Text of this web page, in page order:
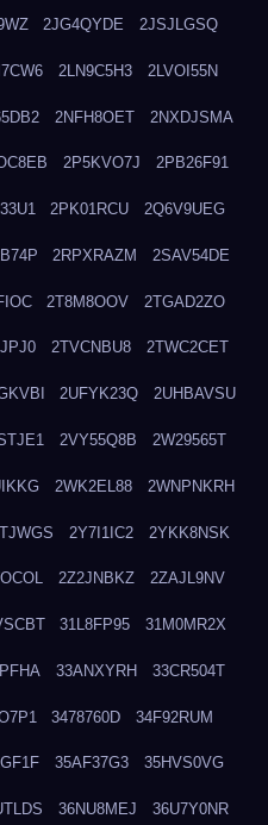
2JG4QYDE 2JSJLGSQ
2LN9C5H3 2LVOI55N
2NFH8OET 2NXDJSMA
2P5KVO7J 2PB26F91
2PK01RCU 2Q6V9UEG
2RPXRAZM 2SAV54DE
2T8M8OOV 2TGAD2ZO
2TVCNBU8 2TWC2CET
2UFYK23Q 2UHBAVSU
2VY55Q8B 2W29565T
2WK2EL88 2WNPNKRH
2Y7I1IC2 2YKK8NSK
2Z2JNBKZ 2ZAJL9NV
31L8FP95 31M0MR2X
33ANXYRH 33CR504T
3478760D 34F92RUM
35AF37G3 35HVS0VG
36NU8MEJ 36U7Y0NR